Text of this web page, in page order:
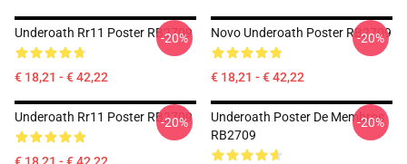
Underoath Rr11 Poster RB2709
€ 18,21 - € 42,22
-20% Novo Underoath Poster RB2709
€ 18,21 - € 42,22
-20%
Underoath Rr11 Poster RB2709
-20%
Underoath Poster De Membros
RB2709
-20%